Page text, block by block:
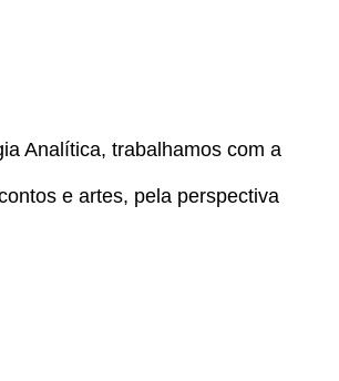
Analítica, trabalhamos com a
e artes, pela perspectiva